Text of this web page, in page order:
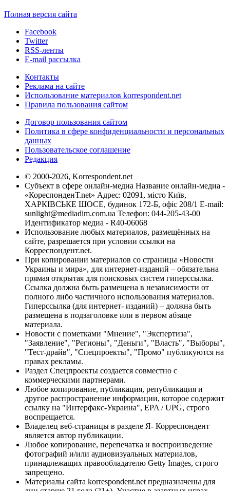
Полная версия сайта
Facebook
Twitter
RSS-ленты
E-mail рассылка
Контакты
Реклама на сайте
Использование материалов korrespondent.net
Правила пользования сайтом
Договор пользования сайтом
Политика в сфере конфиденциальности и персональных
данных
Пользовательское соглашение
Редакция
© 2000-2026, Korrespondent.net
Субъект в сфере онлайн-медиа Название онлайн-медиа -
«КореспонденТ.net» Адрес: 02091, місто Київ,
ХАРКІВСЬКЕ ШОСЕ, будинок 172-Б, офіс 208/1 E-mail:
sunlight@mediadim.com.ua Телефон: 044-205-43-00
Идентификатор медиа - R40-06068
Использование любых материалов, размещённых на
сайте, разрешается при условии ссылки на
Корреспондент.net.
При копировании материалов со страницы «Новости
Украины и мира», для интернет-изданий – обязательна
прямая открытая для поисковых систем гиперссылка.
Ссылка должна быть размещена в независимости от
полного либо частичного использования материалов.
Гиперссылка (для интернет- изданий) – должна быть
размещена в подзаголовке или в первом абзаце
материала.
Новости с пометками "Мнение", "Экспертиза",
"Заявление", "Регионы", "Деньги", "Власть", "Выборы",
"Тест-драйв", "Спецпроекты", "Промо" публикуются на
правах рекламы.
Раздел Спецпроекты создается совместно с
коммерческими партнерами.
Любое копирование, публикация, републикация и
другое распространение информации, которое содержит
ссылку на "Интерфакс-Украина", EPA / UPG, строго
воспрещается.
Владелец веб-страницы в разделе Я- Корреспондент
является автор публикации.
Любое копирование, перепечатка и воспроизведение
фотографий и/или аудиовизуальных материалов,
принадлежащих правообладателю Getty Images, строго
запрещено.
Материалы сайта korrespondent.net предназначены для